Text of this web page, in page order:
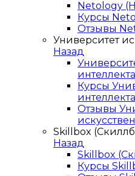
Netology
Курсы
Отзывы
Университет
Назад
интеллекта
Курсы
интеллекта
Отзывы
Skillbox
Назад
Skillbox
Курсы